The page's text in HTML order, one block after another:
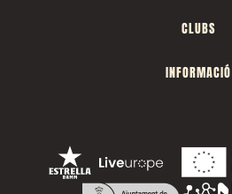
CLUBS
INFORMACIÓ